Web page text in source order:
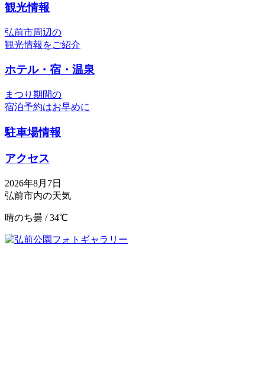
観光情報
弘前市周辺の
観光情報をご紹介
ホテル・宿・温泉
まつり期間の
宿泊予約はお早めに
駐車場情報
アクセス
2026年8月7日
弘前市内の天気
晴のち曇 / 34℃